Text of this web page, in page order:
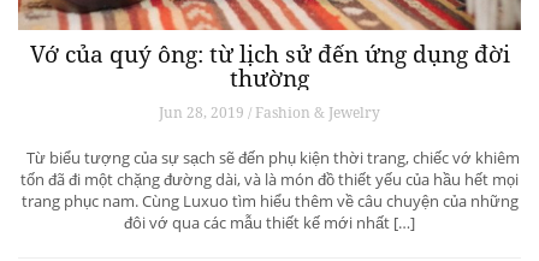
Vớ của quý ông: từ lịch sử đến ứng dụng đời
thường
Jun 28, 2019 / Fashion & Jewelry
Từ biểu tượng của sự sạch sẽ đến phụ kiện thời trang, chiếc vớ khiêm
tốn đã đi một chặng đường dài, và là món đồ thiết yếu của hầu hết mọi
trang phục nam. Cùng Luxuo tìm hiểu thêm về câu chuyện của những
đôi vớ qua các mẫu thiết kế mới nhất […]